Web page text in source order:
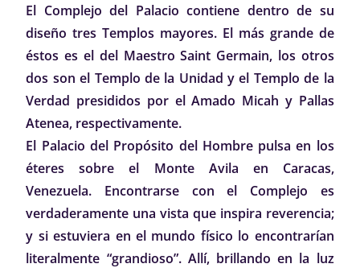
El Complejo del Palacio contiene dentro de su
diseño tres Templos mayores. El más grande de
éstos es el del Maestro Saint Germain, los otros
dos son el Templo de la Unidad y el Templo de la
Verdad presididos por el Amado Micah y Pallas
Atenea, respectivamente.
El Palacio del Propósito del Hombre pulsa en los
éteres sobre el Monte Avila en Caracas,
Venezuela. Encontrarse con el Complejo es
verdaderamente una vista que inspira reverencia;
y si estuviera en el mundo físico lo encontrarían
literalmente “grandioso”. Allí, brillando en la luz